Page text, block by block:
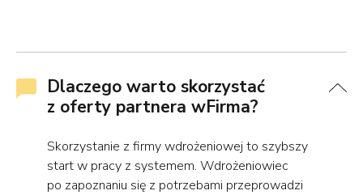
Dlaczego warto skorzystać
z oferty partnera wFirma?
Skorzystanie z firmy wdrożeniowej to szybszy
start w pracy z systemem. Wdrożeniowiec
po zapoznaniu się z potrzebami przeprowadzi